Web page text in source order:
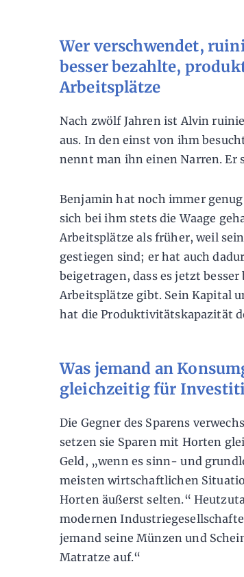
Wer verschwendet,
besser bezahlte,
Arbeitsplätze
Nach zwölf Jahren ist Alvin
aus. In den einst von ihm
nennt man ihn einen Narren. Er
Benjamin hat noch immer
sich bei ihm stets die Waage
Arbeitsplätze als früher, weil
gestiegen sind; er hat auch
beigetragen, dass es jetzt
Arbeitsplätze gibt. Sein Kapital
hat die Produktivitätskapazität
Was jemand an
gleichzeitig für
Die Gegner des Sparens
setzen sie Sparen mit Horten
Geld, „wenn es sinn- und
meisten wirtschaftlichen
Horten äußerst selten.“
modernen
jemand seine Münzen und
Matratze auf.“